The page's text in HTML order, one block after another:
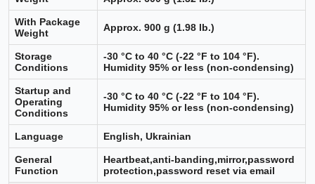
With Package
Weight
Approx. 900 g (1.98 lb.)
Storage
Conditions
-30 °C to 40 °C (-22 °F to 104 °F).
Humidity 95% or less (non-condensing)
Startup and
Operating
Conditions
-30 °C to 40 °C (-22 °F to 104 °F).
Humidity 95% or less (non-condensing)
Language English, Ukrainian
General
Function
Heartbeat,anti-banding,mirror,password
protection,password reset via email